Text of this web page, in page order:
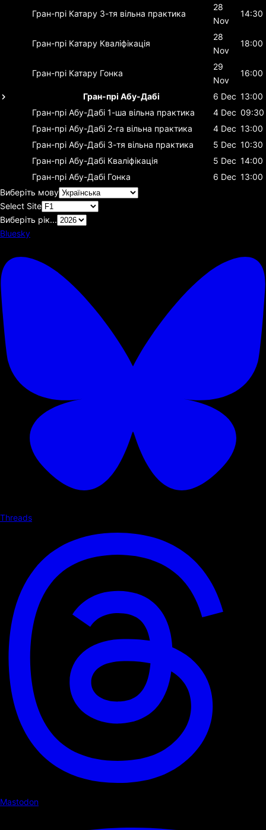
Гран-прі Катару 3-тя вільна практика
28
Nov
14:30
Гран-прі Катару Кваліфікація
28
Nov
18:00
Гран-прі Катару Гонка
29
Nov
16:00
Гран-прі Абу-Дабі 6 Dec 13:00
Гран-прі Абу-Дабі 1-ша вільна практика 4 Dec 09:30
Гран-прі Абу-Дабі 2-га вільна практика 4 Dec 13:00
Гран-прі Абу-Дабі 3-тя вільна практика 5 Dec 10:30
Гран-прі Абу-Дабі Кваліфікація 5 Dec 14:00
Гран-прі Абу-Дабі Гонка 6 Dec 13:00
Виберіть мову
Select Site
Виберіть рік...
Bluesky
Threads
Mastodon